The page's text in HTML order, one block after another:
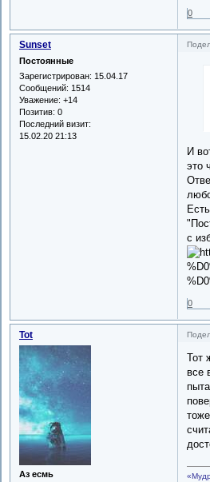
0
Sunset
Постоянные
Зарегистрирован: 15.04.17
Сообщений: 1514
Уважение: +14
Позитив: 0
Последний визит:
15.02.20 21:13
И
это
с
0
Tot
Аз есмь
Тот
все